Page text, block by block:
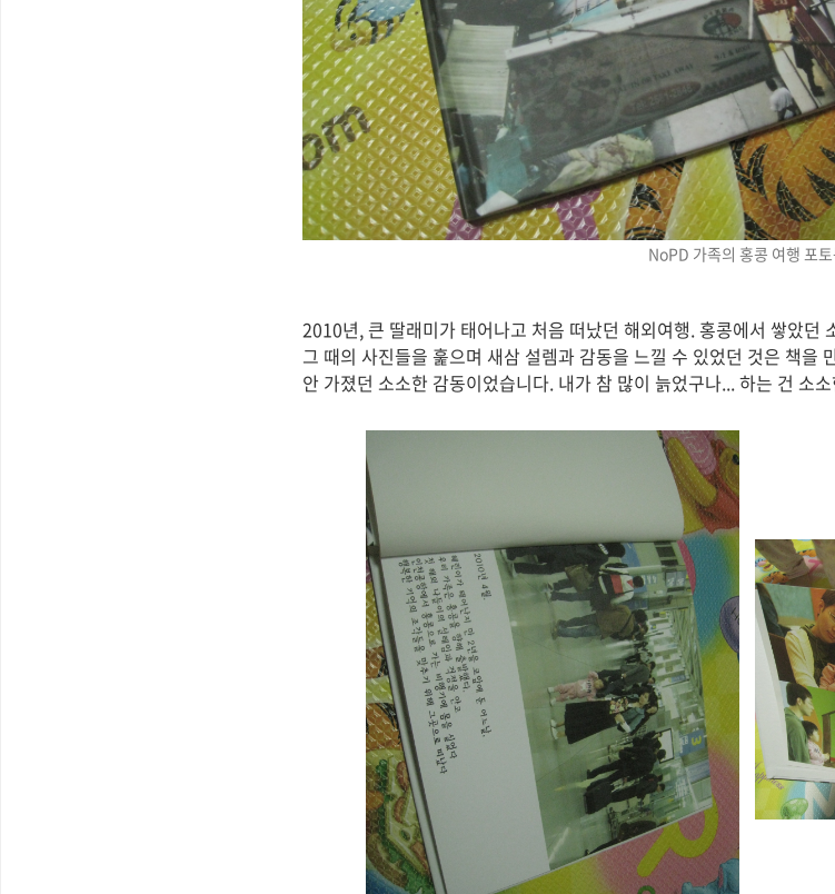
NoPD 가족의 홍콩 여행 포
2010년, 큰 딸래미가 태어나고 처음 떠났던 해외여행. 홍콩에서 쌓았던
그 때의 사진들을 훑으며 새삼 설렘과 감동을 느낄 수 있었던 것은 책을
안 가졌던 소소한 감동이었습니다. 내가 참 많이 늙었구나... 하는 건 소